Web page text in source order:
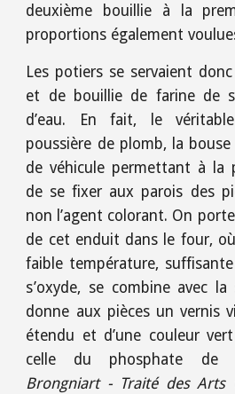
deuxième bouillie à la
proportions également
Les potiers se servaient
et de bouillie de farine de
d’eau. En fait, le
poussière de plomb, la
de véhicule permettant à la
de se fixer aux parois des
non l’agent colorant. On
de cet enduit dans le four,
faible température,
s’oxyde, se combine avec
donne aux pièces un vernis
étendu et d’une couleur
celle du phosphate de
Brongniart - Traité des Arts